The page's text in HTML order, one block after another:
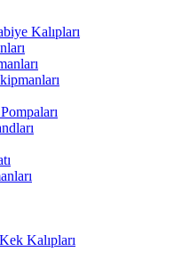
Kalıpları
Kalıpları